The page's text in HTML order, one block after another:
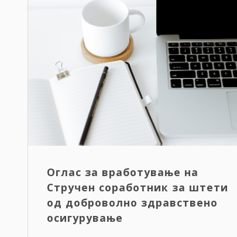
Оглас за вработување на
Стручен соработник за штети
од доброволно здравствено
осигурување